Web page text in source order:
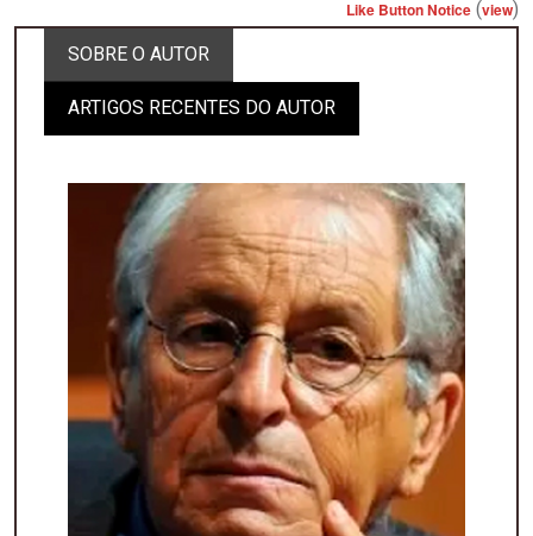
Like Button Notice (view)
SOBRE O AUTOR
ARTIGOS RECENTES DO AUTOR